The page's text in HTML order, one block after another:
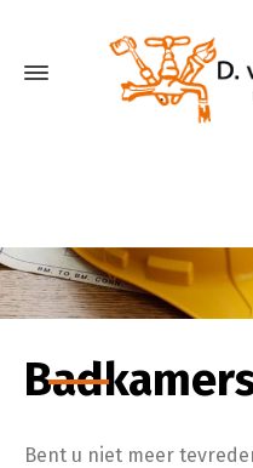
Bent u niet meer